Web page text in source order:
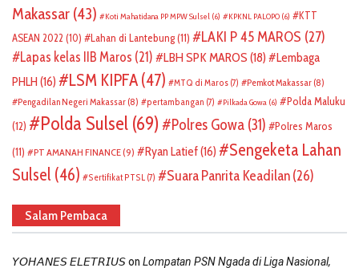
Makassar (43) Koti Mahatidana PP MPW Sulsel (6) KPKNL PALOPO (6)
KTT
ASEAN 2022 (10) Lahan di Lantebung(11) LAKI P 45 MAROS (27)
Lapas kelas IIB Maros (21) LBH SPK MAROS (18)
Lembaga
PHLH (16) LSM KIPFA (47) MTQ di Maros (7) Pemkot Makassar (8)
Pengadilan Negeri Makassar (8) pertambangan (7) Pilkada Gowa (6)
Polda Maluku
(12)
Polda Sulsel (69) Polres Gowa (31)
Polres Maros
(11)
PT AMANAH FINANCE(9) Ryan Latief(16)
Sengeketa Lahan
Sulsel (46) Sertifikat PTSL (7) Suara Panrita Keadilan(26)
Salam Pembaca
𝘠𝘖𝘏𝘈𝘕𝘌𝘚 𝘌𝘓𝘌𝘛𝘙𝘐𝘜𝘚on Lompatan PSN Ngada di Liga Nasional,